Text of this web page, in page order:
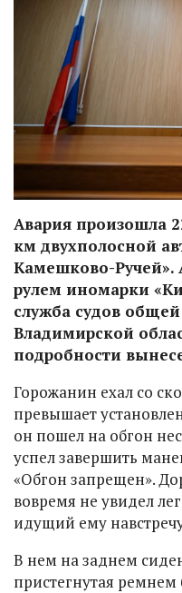
Авария произошла
км двухполосной
Камешково-Ручей».
рулем иномарки
служба судов
Владимирской
подробности
Горожанин ехал со
превышает
он пошел на обгон
успел завершить
«Обгон запрещен».
вовремя не увидел
идущий ему
В нем на заднем
пристегнутая